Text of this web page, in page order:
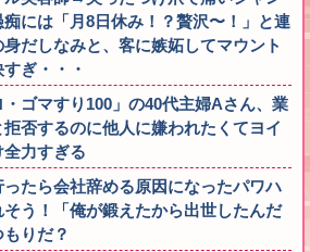
には「月8日休み！？贅沢〜！」と連
だしなみと、客に嫉妬してマウント
ぎ・・・
ゴマすり100」の40代主婦Aさん、業
否するのに他人に嫌われたくてヨイ
力すぎる
たら会社辞める原因になったパワハ
う！「俺が鍛えたから出世したんだ
りだ？